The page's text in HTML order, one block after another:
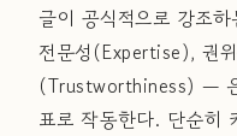
글이 공식적으로 강조
전문성(Expertise), 권
(Trustworthiness) —
표로 작동한다. 단순히